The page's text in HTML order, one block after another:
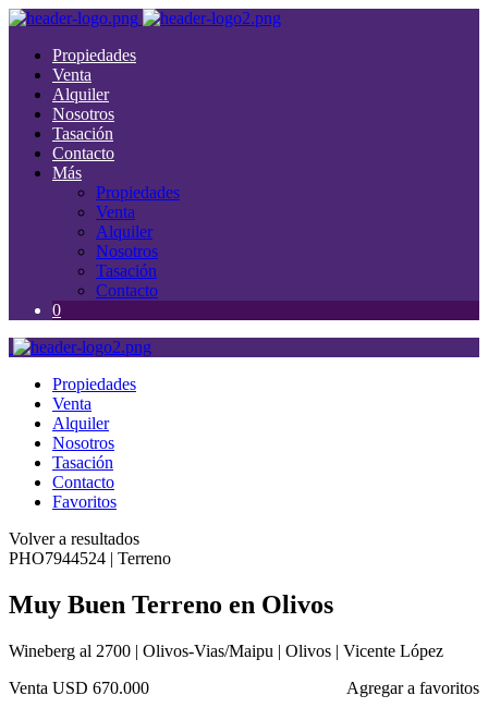
Propiedades
Venta
Alquiler
Nosotros
Tasación
Contacto
Más
Propiedades
Venta
Alquiler
Nosotros
Tasación
Contacto
0
Propiedades
Venta
Alquiler
Nosotros
Tasación
Contacto
Favoritos
Volver a resultados
PHO7944524 | Terreno
Muy Buen Terreno en Olivos
Wineberg al 2700 | Olivos-Vias/Maipu | Olivos | Vicente López
Agregar a favoritos
Venta USD 670.000